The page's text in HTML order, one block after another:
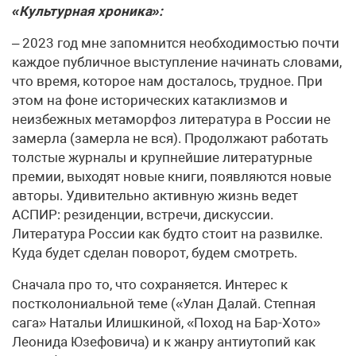
«Культурная хроника»:
– 2023 год мне запомнится необходимостью почти
каждое публичное выступление начинать словами,
что время, которое нам досталось, трудное. При
этом на фоне исторических катаклизмов и
неизбежных метаморфоз литература в России не
замерла (замерла не вся). Продолжают работать
толстые журналы и крупнейшие литературные
премии, выходят новые книги, появляются новые
авторы. Удивительно активную жизнь ведет
АСПИР: резиденции, встречи, дискуссии.
Литература России как будто стоит на развилке.
Куда будет сделан поворот, будем смотреть.
Сначала про то, что сохраняется. Интерес к
постколониальной теме («Улан Далай. Степная
сага» Натальи Илишкиной, «Поход на Бар-Хото»
Леонида Юзефовича) и к жанру антиутопий как